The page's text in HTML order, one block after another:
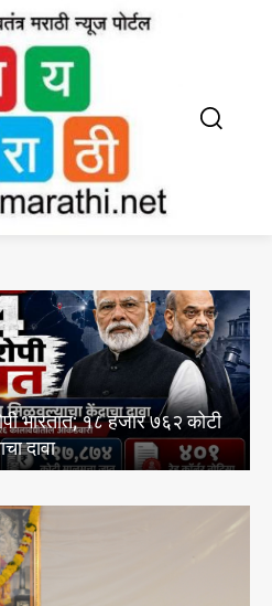
आणि मराठी पत्रकारिता
रोजी थेट प्रवेश प्रक्रियेचे